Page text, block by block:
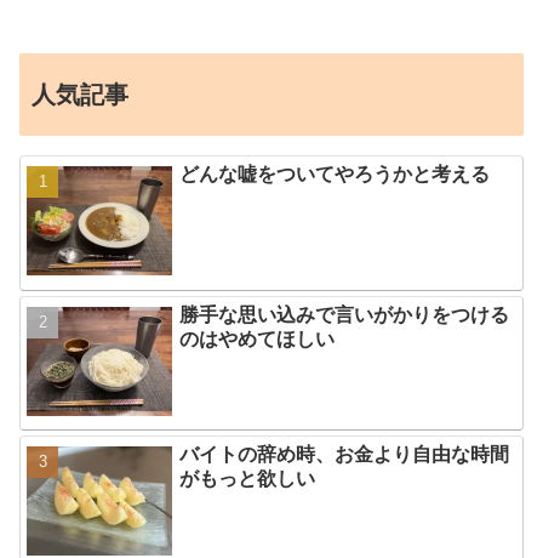
人気記事
どんな嘘をついてやろうかと考える
勝手な思い込みで言いがかりをつける
のはやめてほしい
バイトの辞め時、お金より自由な時間
がもっと欲しい